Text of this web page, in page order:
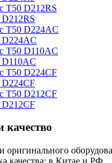
T50 D212RS
T50 D224AC
T50 D110AC
T50 D224CF
T50 D212CF
качество
оригинального
качества: в Китае и РФ